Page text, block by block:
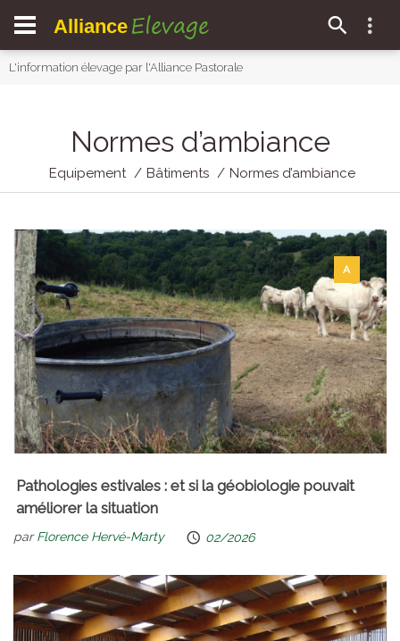
Alliance Elevage
L'information élevage par l'Alliance Pastorale
Normes d’ambiance
Equipement Bâtiments Normes d’ambiance
A
Pathologies estivales : et si la géobiologie pouvait
améliorer la situation
parFlorence Hervé-Marty 02/2026